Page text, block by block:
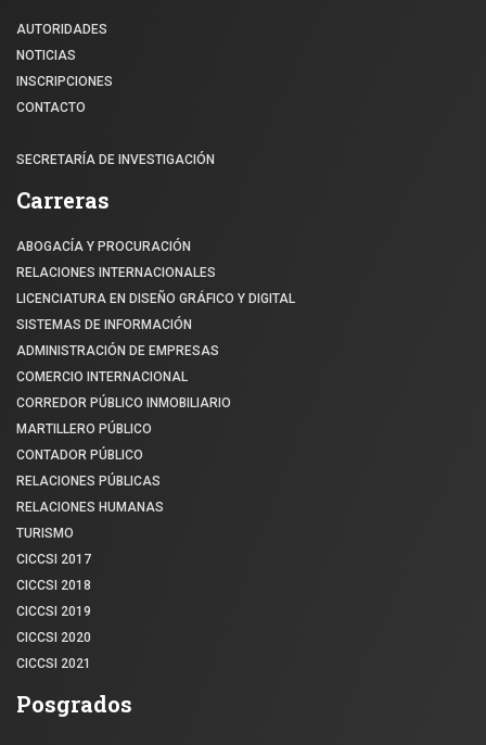
AUTORIDADES
NOTICIAS
INSCRIPCIONES
CONTACTO
SECRETARÍA DE INVESTIGACIÓN
Carreras
ABOGACÍA Y PROCURACIÓN
RELACIONES INTERNACIONALES
LICENCIATURA EN DISEÑO GRÁFICO Y DIGITAL
SISTEMAS DE INFORMACIÓN
ADMINISTRACIÓN DE EMPRESAS
COMERCIO INTERNACIONAL
CORREDOR PÚBLICO INMOBILIARIO
MARTILLERO PÚBLICO
CONTADOR PÚBLICO
RELACIONES PÚBLICAS
RELACIONES HUMANAS
TURISMO
CICCSI 2017
CICCSI 2018
CICCSI 2019
CICCSI 2020
CICCSI 2021
Posgrados